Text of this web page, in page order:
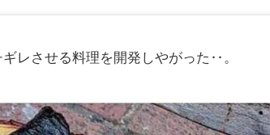
レさせる料理を開発しやがった‥。